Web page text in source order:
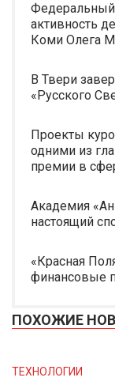
Федеральный
активность
Коми Олега
В Твери
«Русского
Проекты
одними из
премии в
Академия
настоящий
«Красная
финансовые
ПОХОЖИЕ
ТЕХНОЛОГИИ